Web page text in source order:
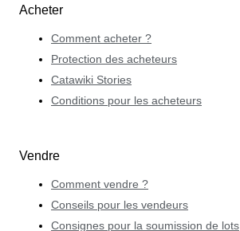
Acheter
Comment acheter ?
Protection des acheteurs
Catawiki Stories
Conditions pour les acheteurs
Vendre
Comment vendre ?
Conseils pour les vendeurs
Consignes pour la soumission de lots